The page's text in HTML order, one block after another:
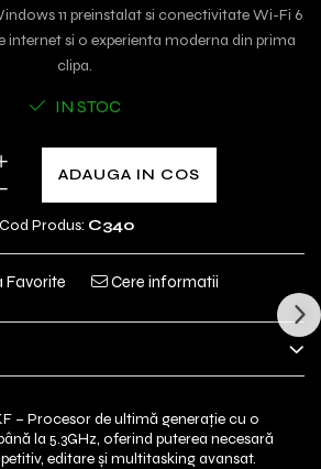
11 preinstalat si conectivitate Wi-Fi 6
internet si o experienta moderna din prima
clipa.
IN STOC
ADAUGA IN COS
Cod Produs: C340
Favorite Cere informatii
– Procesor de ultimă generație cu o
la 5.3GHz, oferind puterea necesară
editare și multitasking avansat.